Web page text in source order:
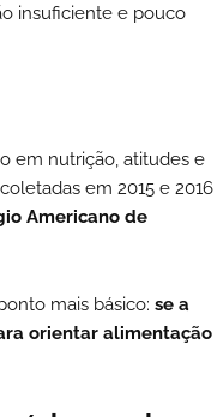
insuficiente e pouco
em nutrição, atitudes e
em 2015 e 2016
Americano de
mais básico: se a
orientar alimentação